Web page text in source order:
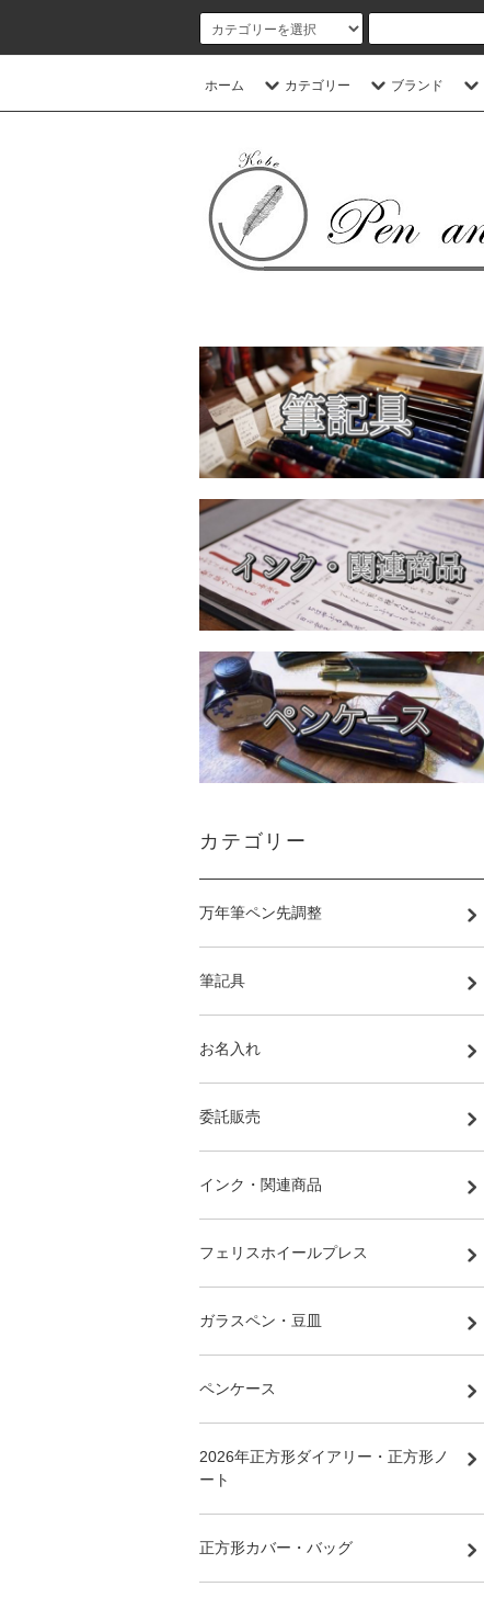
ホーム カテゴリー ブランド
カテゴリー
万年筆ペン先調整
筆記具
お名入れ
委託販売
インク・関連商品
フェリスホイールプレス
ガラスペン・豆皿
ペンケース
2026年正方形ダイアリー・正方形ノ
ート
正方形カバー・バッグ